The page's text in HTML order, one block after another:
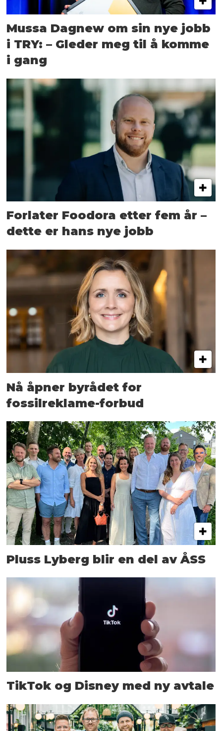
Mussa Dagnew om sin nye jobb
i TRY: – Gleder meg til å komme
i gang
Forlater Foodora etter fem år –
dette er hans nye jobb
Nå åpner byrådet for
fossilreklame-forbud
Pluss Lyberg blir en del av ÅSS
TikTok og Disney med ny avtale